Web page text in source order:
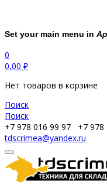
Set your main menu in
0
0,00 ₽
Нет товаров в корзине
Поиск
Поиск
+7 978 016 99 97
+7 978
tdscrimea@yandex.ru